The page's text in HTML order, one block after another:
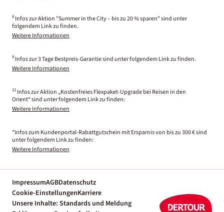
6 Infos zur Aktion "Summer in the City – bis zu 20 % sparen" sind unter
folgendem Link zu finden.
Weitere Informationen
9 Infos zur 3 Tage Bestpreis-Garantie sind unter folgendem Link zu finden.
Weitere Informationen
11 Infos zur Aktion „Kostenfreies Flexpaket-Upgrade bei Reisen in den
Orient“ sind unter folgendem Link zu finden:
Weitere Informationen
*Infos zum Kundenportal-Rabattgutschein mit Ersparnis von bis zu 300 € sind
unter folgendem Link zu finden:
Weitere Informationen
ImpressumAGBDatenschutz
Cookie-EinstellungenKarriere
Unsere Inhalte: Standards und Meldung